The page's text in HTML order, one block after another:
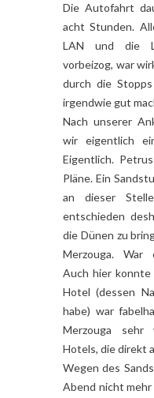
Die Autofahrt
acht Stunden.
LAN und die
vorbeizog, war
durch die
irgendwie gut
Nach unserer
wir eigentlich
Eigentlich.
Pläne. Ein
an dieser
entschieden
die Dünen zu
Merzouga. War
Auch hier konnte
Hotel (dessen
habe) war
Merzouga
Hotels, die direkt
Wegen des
Abend nicht